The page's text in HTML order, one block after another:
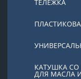
ТЕЛЕЖКА
КАТУШКА
ДЛЯ МАСЛА И